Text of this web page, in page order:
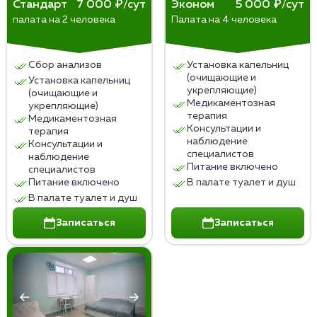
Стандарт 7 000 ₽/сут
палата на 2 человека
Сбор анализов
Установка капельниц
(очищающие и
укрепляющие)
Медикаментозная
терапия
Консультации и
наблюдение
специалистов
Питание включено
В палате туалет и душ
Записаться
Эконом 5 000 ₽/сут
Палата на 4 человека
Установка капельниц
(очищающие и
укрепляющие)
Медикаментозная
терапия
Консультации и
наблюдение
специалистов
Питание включено
В палате туалет и душ
Записаться